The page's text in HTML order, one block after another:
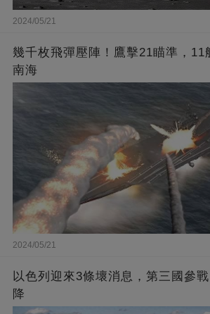
2024/05/21
幾千枚飛彈壓陣！鷹擊21瞄準，11
南海
2024/05/21
以色列迎來3條壞消息，第三國參
降